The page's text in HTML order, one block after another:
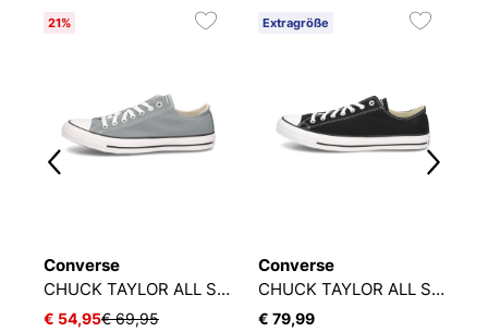
21%
Converse
CHUCK TAYLOR ALL STAR
€ 54,95€ 69,95
Extragröße
Converse
CHUCK TAYLOR ALL STAR
€ 79,99